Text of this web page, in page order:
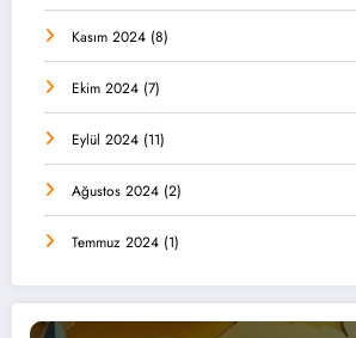
Kasım 2024 (8)
Ekim 2024 (7)
Eylül 2024 (11)
Ağustos 2024 (2)
Temmuz 2024 (1)